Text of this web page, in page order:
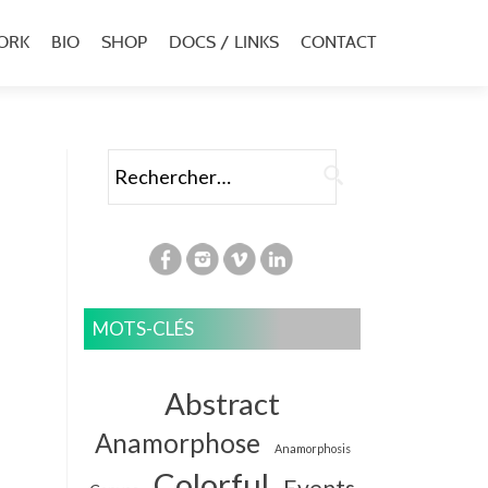
BIO SHOP DOCS / LINKS CONTACT
MOTS-CLÉS
Abstract
Anamorphose Anamorphosis